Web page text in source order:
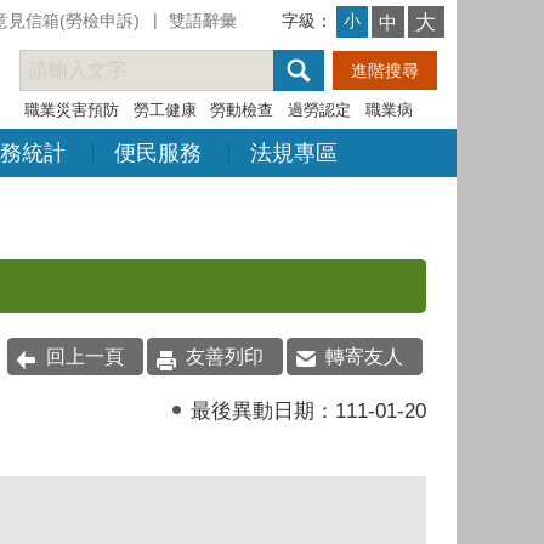
見信箱(勞檢申訴) 雙語辭彙 字級： 小 中 大
職業災害預防 勞工健康 勞動檢查 過勞認定 職業病
統計 便民服務 法規專區
回上一頁 友善列印 轉寄友人
最後異動日期： 111-01-20